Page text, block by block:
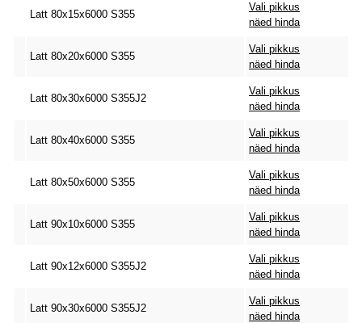
Latt 80x15x6000 S355
Vali pikkus
näed hinda
Latt 80x20x6000 S355
Vali pikkus
näed hinda
Latt 80x30x6000 S355J2
Vali pikkus
näed hinda
Latt 80x40x6000 S355
Vali pikkus
näed hinda
Latt 80x50x6000 S355
Vali pikkus
näed hinda
Latt 90x10x6000 S355
Vali pikkus
näed hinda
Latt 90x12x6000 S355J2
Vali pikkus
näed hinda
Latt 90x30x6000 S355J2
Vali pikkus
näed hinda